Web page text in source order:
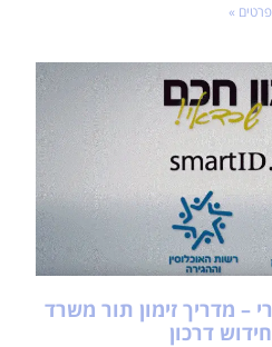
פרטים »
– מדריך זימון תור משרד
דרכון